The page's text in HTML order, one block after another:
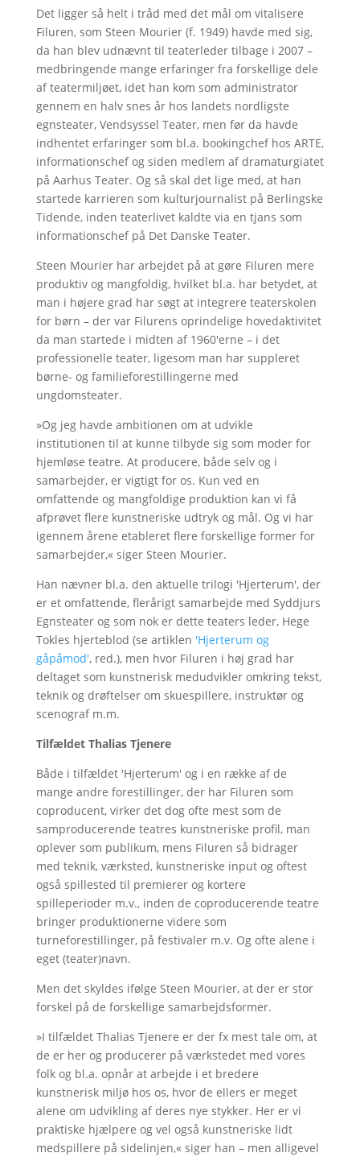
Det ligger så helt i tråd med det mål om vitalisere
Filuren, som Steen Mourier (f. 1949) havde med sig,
da han blev udnævnt til teaterleder tilbage i 2007 –
medbringende mange erfaringer fra forskellige dele
af teatermiljøet, idet han kom som administrator
gennem en halv snes år hos landets nordligste
egnsteater, Vendsyssel Teater, men før da havde
indhentet erfaringer som bl.a. bookingchef hos ARTE,
informationschef og siden medlem af dramaturgiatet
på Aarhus Teater. Og så skal det lige med, at han
startede karrieren som kulturjournalist på Berlingske
Tidende, inden teaterlivet kaldte via en tjans som
informationschef på Det Danske Teater.
Steen Mourier har arbejdet på at gøre Filuren mere
produktiv og mangfoldig, hvilket bl.a. har betydet, at
man i højere grad har søgt at integrere teaterskolen
for børn – der var Filurens oprindelige hovedaktivitet
da man startede i midten af 1960'erne – i det
professionelle teater, ligesom man har suppleret
børne- og familieforestillingerne med
ungdomsteater.
»Og jeg havde ambitionen om at udvikle
institutionen til at kunne tilbyde sig som moder for
hjemløse teatre. At producere, både selv og i
samarbejder, er vigtigt for os. Kun ved en
omfattende og mangfoldige produktion kan vi få
afprøvet flere kunstneriske udtryk og mål. Og vi har
igennem årene etableret flere forskellige former for
samarbejder,« siger Steen Mourier.
Han nævner bl.a. den aktuelle trilogi 'Hjerterum', der
er et omfattende, flerårigt samarbejde med Syddjurs
Egnsteater og som nok er dette teaters leder, Hege
Tokles hjerteblod (se artiklen 'Hjerterum og
gåpåmod', red.), men hvor Filuren i høj grad har
deltaget som kunstnerisk medudvikler omkring tekst,
teknik og drøftelser om skuespillere, instruktør og
scenograf m.m.
Tilfældet Thalias Tjenere
Både i tilfældet 'Hjerterum' og i en række af de
mange andre forestillinger, der har Filuren som
coproducent, virker det dog ofte mest som de
samproducerende teatres kunstneriske profil, man
oplever som publikum, mens Filuren så bidrager
med teknik, værksted, kunstneriske input og oftest
også spillested til premierer og kortere
spilleperioder m.v., inden de coproducerende teatre
bringer produktionerne videre som
turneforestillinger, på festivaler m.v. Og ofte alene i
eget (teater)navn.
Men det skyldes ifølge Steen Mourier, at der er stor
forskel på de forskellige samarbejdsformer.
»I tilfældet Thalias Tjenere er der fx mest tale om, at
de er her og producerer på værkstedet med vores
folk og bl.a. opnår at arbejde i et bredere
kunstnerisk miljø hos os, hvor de ellers er meget
alene om udvikling af deres nye stykker. Her er vi
praktiske hjælpere og vel også kunstneriske lidt
medspillere på sidelinjen,« siger han – men alligevel